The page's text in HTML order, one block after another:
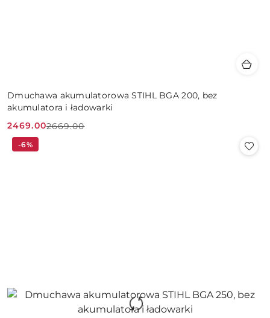
Dmuchawa akumulatorowa STIHL BGA 200, bez
akumulatora i ładowarki
Cena
promocyjna:
2469.00
Cena
przed
2669.00
-6%